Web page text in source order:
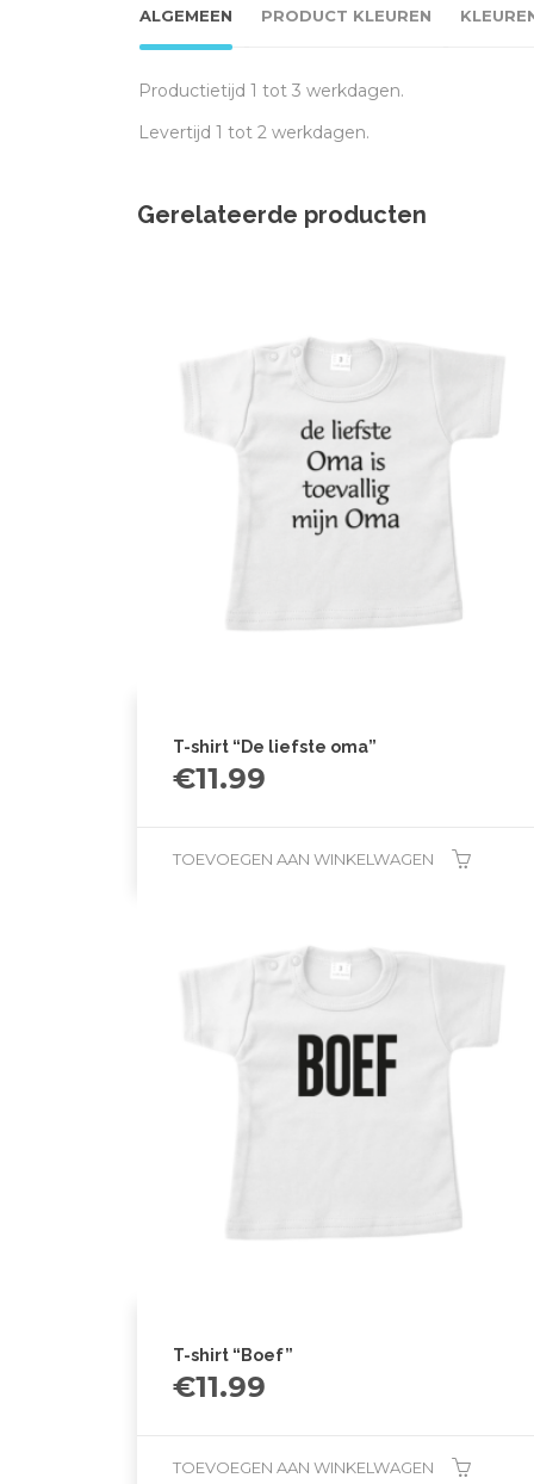
ALGEMEEN PRODUCT KLEUREN
Productietijd 1 tot 3 werkdagen.
Levertijd 1 tot 2 werkdagen.
Gerelateerde producten
T-shirt “De liefste oma”
€11.99
TOEVOEGEN AAN WINKELWAGEN
T-shirt “Boef”
€11.99
TOEVOEGEN AAN WINKELWAGEN